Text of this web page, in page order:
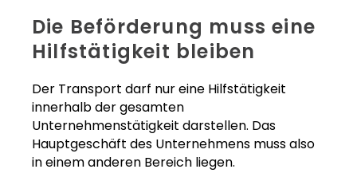
Die Beförderung muss eine
Hilfstätigkeit bleiben
Der Transport darf nur eine Hilfstätigkeit
innerhalb der gesamten
Unternehmenstätigkeit darstellen. Das
Hauptgeschäft des Unternehmens muss also
in einem anderen Bereich liegen.